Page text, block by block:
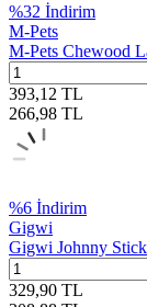
%32 İndirim
M-Pets
M-Pets Chewood
393,12 TL
266,98 TL
%6 İndirim
Gigwi
Gigwi Johnny
329,90 TL